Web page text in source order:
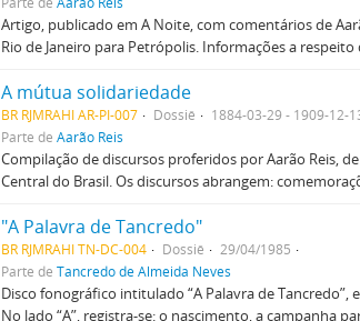
Artigo, publicado em A Noite, com comentários de
Rio de Janeiro para Petrópolis. Informações a
A mútua solidariedade
BR RJMRAHI AR-PI-007 Dossiê
1884-03-29 - 1909-12-
Parte de Aarão Reis
Compilação de discursos proferidos por Aarão Reis,
Central do Brasil. Os discursos abrangem:
"A Palavra de Tancredo"
BR RJMRAHI TN-DC-004 Dossiê
29/04/1985
Parte de Tancredo de Almeida Neves
Disco fonográfico intitulado “A Palavra de
No lado “A”, registra-se: o nascimento, a campanha